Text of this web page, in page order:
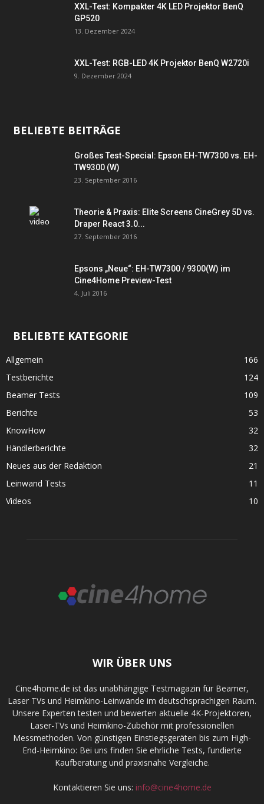
XXL-Test: Kompakter 4K LED Projektor BenQ
GP520
13. Dezember 2024
XXL-Test: RGB-LED 4K Projektor BenQ W2720i
9. Dezember 2024
BELIEBTE BEITRÄGE
Großes Test-Special: Epson EH-TW7300 vs. EH-
TW9300 (W)
23. September 2016
Theorie & Praxis: Elite Screens CineGrey 5D vs.
Draper React 3.0...
27. September 2016
Epsons „Neue“: EH-TW7300 / 9300(W) im
Cine4Home Preview-Test
4. Juli 2016
BELIEBTE KATEGORIE
Allgemein
166
Testberichte
124
Beamer Tests
109
Berichte
53
KnowHow
32
Händlerberichte
32
Neues aus der Redaktion
21
Leinwand Tests
11
Videos
10
WIR ÜBER UNS
Cine4home.de ist das unabhängige Testmagazin für Beamer,
Laser TVs und Heimkino-Leinwände im deutschsprachigen Raum.
Unsere Experten testen und bewerten aktuelle 4K-Projektoren,
Laser-TVs und Heimkino-Zubehör mit professionellen
Messmethoden. Von günstigen Einstiegsgeräten bis zum High-
End-Heimkino: Bei uns finden Sie ehrliche Tests, fundierte
Kaufberatung und praxisnahe Vergleiche.
Kontaktieren Sie uns: info@cine4home.de